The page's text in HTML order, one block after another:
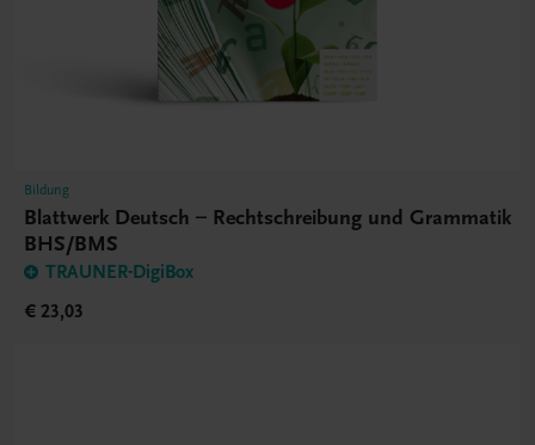
Bildung
Blattwerk Deutsch – Rechtschreibung und Grammatik
BHS/BMS
TRAUNER-DigiBox
€ 23,03